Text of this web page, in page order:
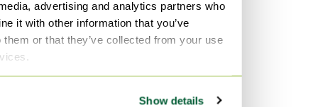
advertising and analytics partners who
it with other information that you’ve
them or that they’ve collected from your use
Show details
Aluminium Commodes
lamine Commodes
Couleur